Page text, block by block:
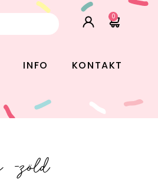
0
INFO KONTAKT
-zöld